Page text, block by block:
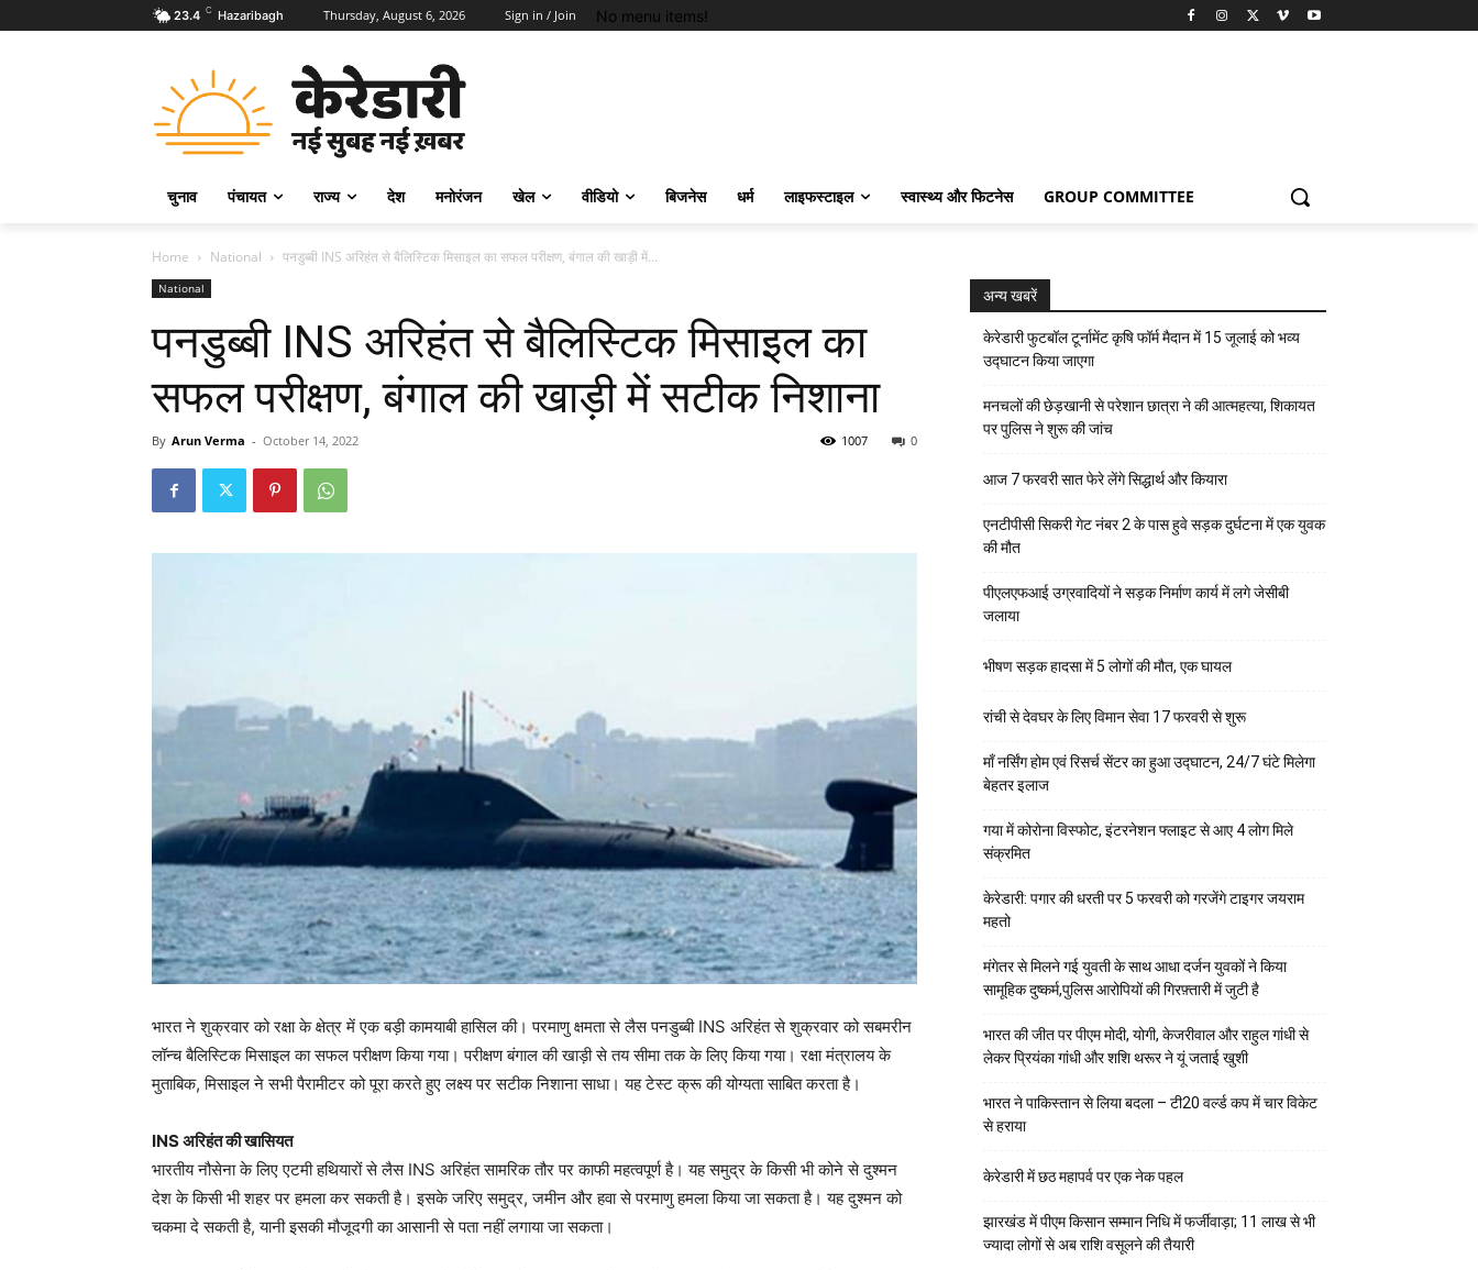
23.4 C Hazaribagh Thursday, August 6, 2026 Sign in / Join No menu items!
चुनाव पंचायत राज्य देश मनोरंजन खेल वीडियो बिजनेस धर्म लाइफस्टाइल स्वास्थ्य और फिटनेस GROUP COMMITTEE
Home National पनडुब्‍बी INS अरिहंत से बैलिस्टिक मिसाइल का सफल परीक्षण, बंगाल की खाड़ी में...
National
पनडुब्‍बी INS अरिहंत से बैलिस्टिक मिसाइल का
सफल परीक्षण, बंगाल की खाड़ी में सटीक निशाना
By Arun Verma - October 14, 2022 0
1007
भारत ने शुक्रवार को रक्षा के क्षेत्र में एक बड़ी कामयाबी हासिल की। परमाणु क्षमता से लैस पनडुब्बी INS अरिहंत से शुक्रवार को सबमरीन
लॉन्च बैलिस्टिक मिसाइल का सफल परीक्षण किया गया। परीक्षण बंगाल की खाड़ी से तय सीमा तक के लिए किया गया। रक्षा मंत्रालय के
मुताबिक, मिसाइल ने सभी पैरामीटर को पूरा करते हुए लक्ष्य पर सटीक निशाना साधा। यह टेस्ट क्रू की योग्यता साबित करता है।
INS अरिहंत की खासियत
भारतीय नौसेना के लिए एटमी हथियारों से लैस INS अरिहंत सामरिक तौर पर काफी महत्वपूर्ण है। यह समुद्र के किसी भी कोने से दुश्मन
देश के किसी भी शहर पर हमला कर सकती है। इसके जरिए समुद्र, जमीन और हवा से परमाणु हमला किया जा सकता है। यह दुश्मन को
चकमा दे सकती है, यानी इसकी मौजूदगी का आसानी से पता नहीं लगाया जा सकता।
अन्य खबरें
केरेडारी फुटबॉल टूर्नामेंट कृषि फॉर्म मैदान में 15 जूलाई को भव्य
उद्घाटन किया जाएगा
मनचलों की छेड़खानी से परेशान छात्रा ने की आत्महत्या, शिकायत
पर पुलिस ने शुरू की जांच
आज 7 फरवरी सात फेरे लेंगे सिद्धार्थ और कियारा
एनटीपीसी सिकरी गेट नंबर 2 के पास हुवे सड़क दुर्घटना में एक युवक
की मौत
पीएलएफआई उग्रवादियों ने सड़क निर्माण कार्य में लगे जेसीबी
जलाया
भीषण सड़क हादसा में 5 लोगों की मौत, एक घायल
रांची से देवघर के लिए विमान सेवा 17 फरवरी से शुरू
माँ नर्सिंग होम एवं रिसर्च सेंटर का हुआ उद्घाटन, 24/7 घंटे मिलेगा
बेहतर इलाज
गया में कोरोना विस्फोट, इंटरनेशन फ्लाइट से आए 4 लोग मिले
संक्रमित
केरेडारी: पगार की धरती पर 5 फरवरी को गरजेंगे टाइगर जयराम
महतो
मंगेतर से मिलने गई युवती के साथ आधा दर्जन युवकों ने किया
सामूहिक दुष्कर्म,पुलिस आरोपियों की गिरफ़्तारी में जुटी है
भारत की जीत पर पीएम मोदी, योगी, केजरीवाल और राहुल गांधी से
लेकर प्रियंका गांधी और शशि थरूर ने यूं जताई खुशी
भारत ने पाकिस्तान से लिया बदला – टी20 वर्ल्ड कप में चार विकेट
से हराया
केरेडारी में छठ महापर्व पर एक नेक पहल
झारखंड में पीएम किसान सम्मान निधि में फर्जीवाड़ा; 11 लाख से भी
ज्यादा लोगों से अब राशि वसूलने की तैयारी